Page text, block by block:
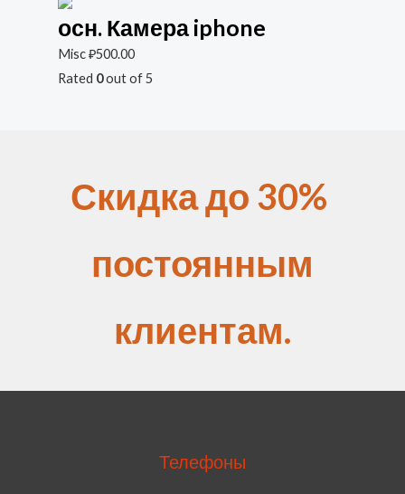
осн. Камера iphone
Misc₽500.00
Rated 0out of 5
Скидка до 30%
постоянным
клиентам.
Телефоны